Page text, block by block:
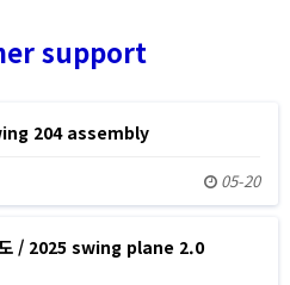
support
204 assembly
05-20
도 / 2025 swing plane 2.0